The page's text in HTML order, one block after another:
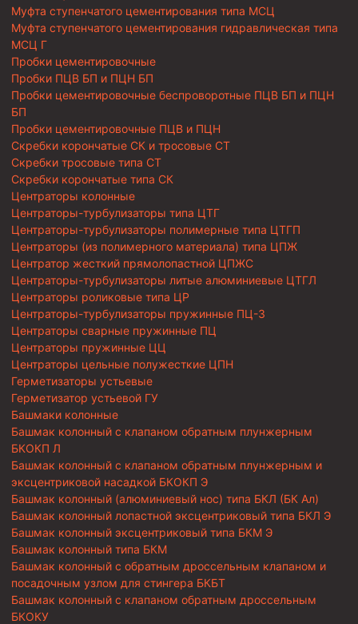
Муфта ступенчатого цементирования типа МСЦ
Муфта ступенчатого цементирования гидравлическая типа
МСЦ Г
Пробки цементировочные
Пробки ПЦВ БП и ПЦН БП
Пробки цементировочные беспроворотные ПЦВ БП и ПЦН
БП
Пробки цементировочные ПЦВ и ПЦН
Скребки корончатые СК и тросовые СТ
Скребки тросовые типа СТ
Скребки корончатые типа СК
Центраторы колонные
Центраторы-турбулизаторы типа ЦТГ
Центраторы-турбулизаторы полимерные типа ЦТГП
Центраторы (из полимерного материала) типа ЦПЖ
Центратор жесткий прямолопастной ЦПЖС
Центраторы-турбулизаторы литые алюминиевые ЦТГЛ
Центраторы роликовые типа ЦР
Центраторы-турбулизаторы пружинные ПЦ-3
Центраторы сварные пружинные ПЦ
Центраторы пружинные ЦЦ
Центраторы цельные полужесткие ЦПН
Герметизаторы устьевые
Герметизатор устьевой ГУ
Башмаки колонные
Башмак колонный с клапаном обратным плунжерным
БКОКП Л
Башмак колонный с клапаном обратным плунжерным и
эксцентриковой насадкой БКОКП Э
Башмак колонный (алюминиевый нос) типа БКЛ (БК Ал)
Башмак колонный лопастной эксцентриковый типа БКЛ Э
Башмак колонный эксцентриковый типа БКМ Э
Башмак колонный типа БКМ
Башмак колонный с обратным дроссельным клапаном и
посадочным узлом для стингера БКБТ
Башмак колонный с клапаном обратным дроссельным
БКОКУ